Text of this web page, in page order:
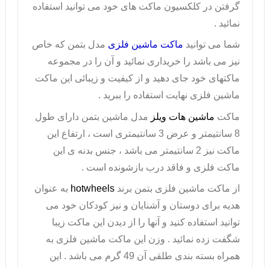
گرفتن در کلکسیون ماکت های خود می توانید استفاده
نمائید .
شما می توانید ماکت ماشین فلزی مدل بتمن که خاص
نیز می باشد را خریداری نمائید و آن را در مجموعه
ماکتهای خود جای دهید و از کیفیت و زیبائی این ماکت
ماشین فلزی نهایت استفاده را ببرید .
ماکت ماشین هات ویلز مدل ماشین بتمن دارای طول
8 سانتیمتر و عرض 3 سانتیمتری است ، ارتفاع این
ماکت نیز 2 سانتیمتر می باشد ، جنس بدنه ی این
ماکت فلزی و فاقد درب بازشونده است .
از ماکت ماشین فلزی بتمن برند hotwheels به عنوان
هدیه برای دوستان و آشنایان و نیز کودکان خود می
توانید استفاده کنید و آنها را از دیدن این ماکت زیبا
شگفت زده نمائید . وزن این ماکت ماشین فلزی به
همراه بسته بندی طلقی آن 49 گرم می باشد . این